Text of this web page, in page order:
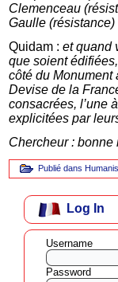
Clemenceau
Gaulle
Quidam :et quand
que soient
côté du Monument
Devise de la
consacrées, l’une à
explicitées par
Chercheur : bonne
Publié dans
Log In
Username
Password